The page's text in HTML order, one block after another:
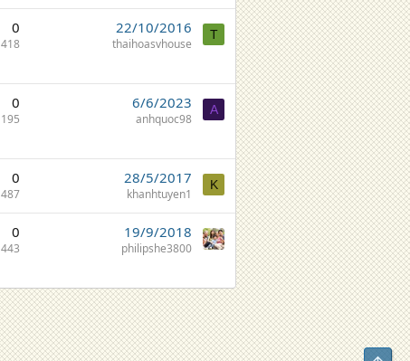
0
418
22/10/2016
thaihoasvhouse
T
0
195
6/6/2023
anhquoc98
A
0
487
28/5/2017
khanhtuyen1
K
0
443
19/9/2018
philipshe3800